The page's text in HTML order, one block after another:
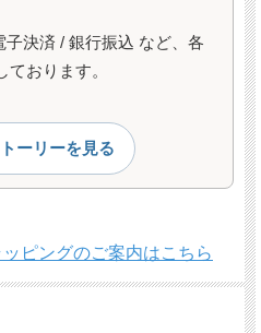
決済 / 銀行振込 など、各
おります。
ーリーを見る
ッピングのご案内はこちら